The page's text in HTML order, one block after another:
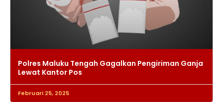
Polres Maluku Tengah Gagalkan Pengiriman Ganja
Lewat Kantor Pos
Februari 25, 2025